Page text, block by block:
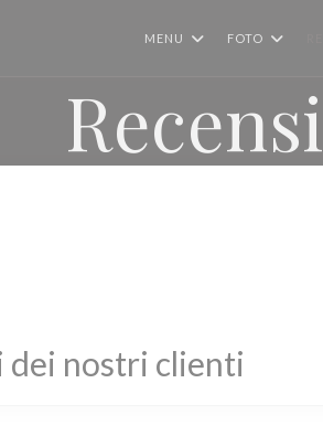
MENU FOTO
dei nostri clienti